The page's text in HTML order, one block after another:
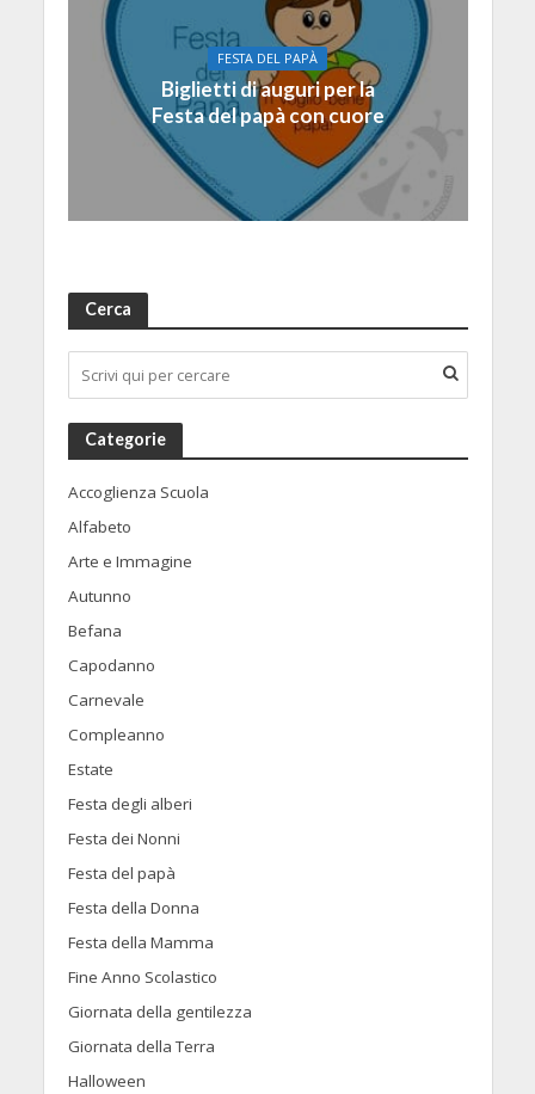
FESTA DEL PAPÀ
Biglietti di auguri per la
Festa del papà con cuore
Cerca
Categorie
Accoglienza Scuola
Alfabeto
Arte e Immagine
Autunno
Befana
Capodanno
Carnevale
Compleanno
Estate
Festa degli alberi
Festa dei Nonni
Festa del papà
Festa della Donna
Festa della Mamma
Fine Anno Scolastico
Giornata della gentilezza
Giornata della Terra
Halloween